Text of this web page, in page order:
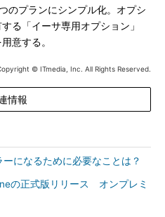
のプランにシンプル化。オプシ
る「イーサ専用オプション」
意する。
© ITmedia, Inc. All Rights Reserved.
情報
になるために必要なことは？
の正式版リリース オンプレミ